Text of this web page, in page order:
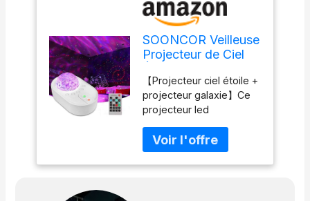
SOONCOR Veilleuse
Projecteur de Ciel
Projection des
Ondes Océaniques
et Galaxie avec
Lumières en
Couleurs, Musique
en Bluetooth et
Télécommandée
【Projecteur ciel étoile +
projecteur galaxie】Ce
projecteur led
projeter vers les murs
de votre chambre des
étoiles, des vagues